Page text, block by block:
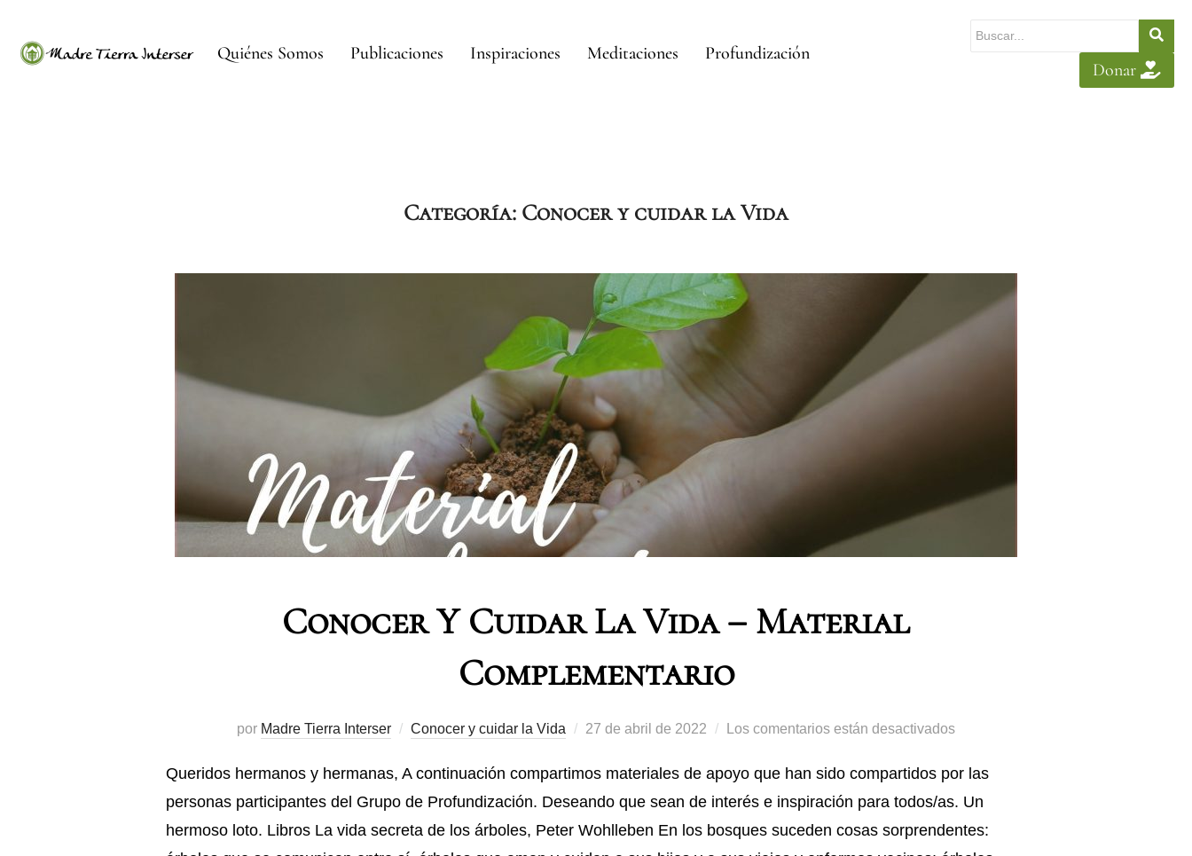
Quiénes Somos Publicaciones Inspiraciones Meditaciones Profundización
Donar
Categoría: Conocer y cuidar la Vida
Conocer Y Cuidar La Vida – Material
Complementario
por Madre Tierra Interser Conocer y cuidar la Vida 27 de abril de 2022 Los comentarios están desactivados
Queridos hermanos y hermanas, A continuación compartimos materiales de apoyo que han sido compartidos por las
personas participantes del Grupo de Profundización. Deseando que sean de interés e inspiración para todos/as. Un
hermoso loto. Libros La vida secreta de los árboles, Peter Wohlleben En los bosques suceden cosas sorprendentes: